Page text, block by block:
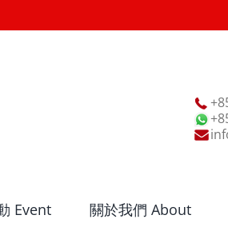
Event 關於我們 About